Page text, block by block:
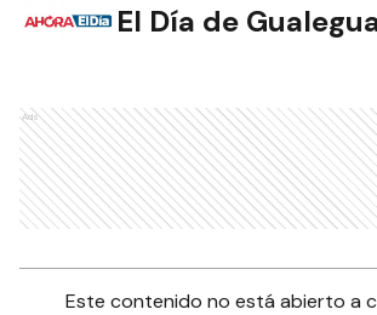
El Día de
Ads
Este contenido no está abierto a